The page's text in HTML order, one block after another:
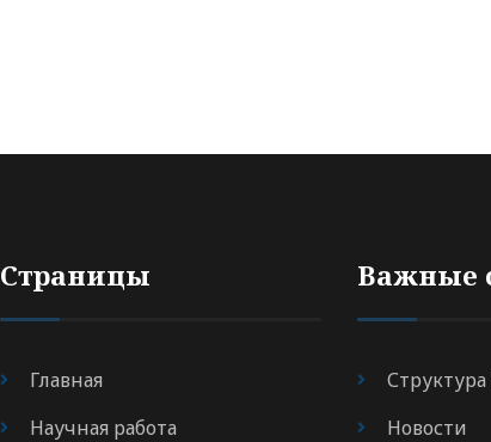
Страницы
Главная
Научная работа
Важные
Новости